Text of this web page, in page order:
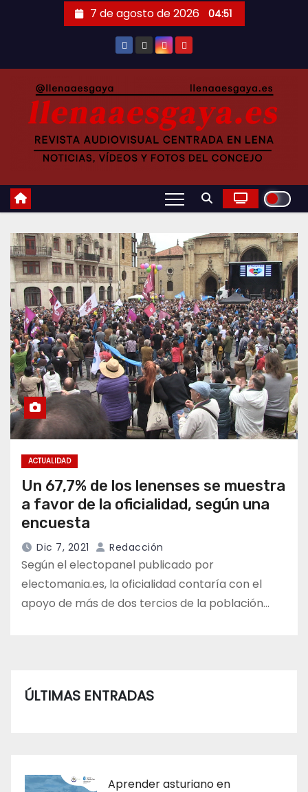
7 de agosto de 2026 04:51
ACTUALIDAD
Un 67,7% de los lenenses se muestra
a favor de la oficialidad, según una
encuesta
Dic 7, 2021 Redacción
Según el electopanel publicado por
electomania.es, la oficialidad contaría con el
apoyo de más de dos tercios de la población…
ÚLTIMAS ENTRADAS
Aprender asturiano en